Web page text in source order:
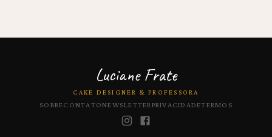
Luciane Frate
CAKE DESIGNER & PROFESSORA
SOBRECONTATONEWSLETTERPRIVACIDADETERMOS